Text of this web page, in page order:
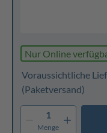
Nur Online
Voraussichtliche
(Paketversand)
1
Menge